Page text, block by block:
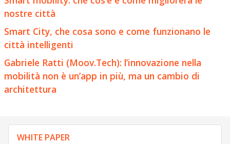
nostre città
Smart City, che cosa sono e come funzionano le
città intelligenti
Gabriele Ratti (Moov.Tech): l’innovazione nella
mobilità non è un’app in più, ma un cambio di
architettura
WHITE PAPER